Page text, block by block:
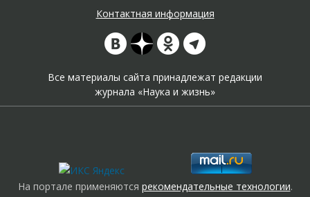
Контактная информация
Все материалы сайта принадлежат редакции
журнала «Наука и жизнь»
На портале применяются рекомендательные технологии.